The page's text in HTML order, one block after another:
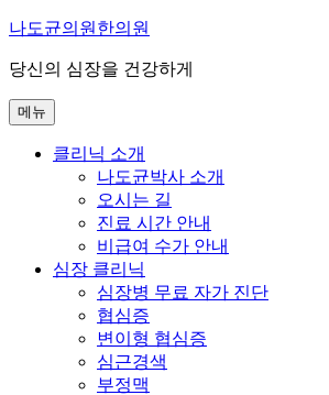
콘
츠
로
바
나도균의원한의원
당신의 심장을 건강하게
메뉴
클리닉 소개
나도균박사 소개
오시는 길
진료 시간 안내
비급여 수가 안내
심장 클리닉
심장병 무료 자가 진단
협심증
변이형 협심증
심근경색
부정맥